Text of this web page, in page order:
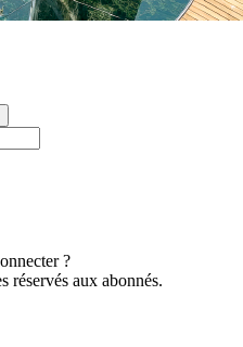
?
réservés aux abonnés.